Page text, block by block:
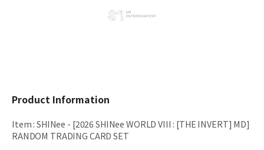
Product Information
Item:SHINee - [2026 SHINee WORLD VIII : [THE INVERT] MD]
RANDOM TRADING CARD SET